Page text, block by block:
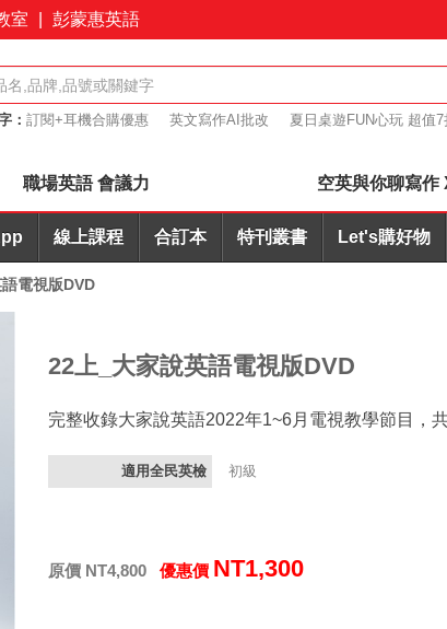
室 彭蒙惠英語
： 訂閱+耳機合購優惠 英文寫作AI批改 夏日桌遊FUN心玩 超值7
職場英語 會議力 空英與你聊寫作
線上課程 合訂本 特刊叢書 Let's購好物
電視版DVD
22上_大家說英語電視版DVD
完整收錄大家說英語2022年1~6月電視教學節目，
適用全民英檢 初級
原價 NT4,800 優惠價 NT1,300